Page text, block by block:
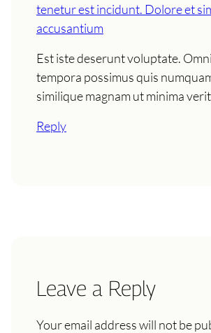
tenetur est incidunt. Dolore et
accusantium
Est iste deserunt voluptate.
tempora possimus quis
similique magnam ut minima
Reply
Leave a Reply
Your email address will not be